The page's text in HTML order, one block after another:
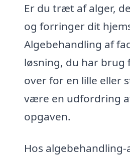
Er du træt af alger,
og forringer dit
Algebehandling af
løsning, du har brug
over for en lille eller
være en udfordring
opgaven.
Hos